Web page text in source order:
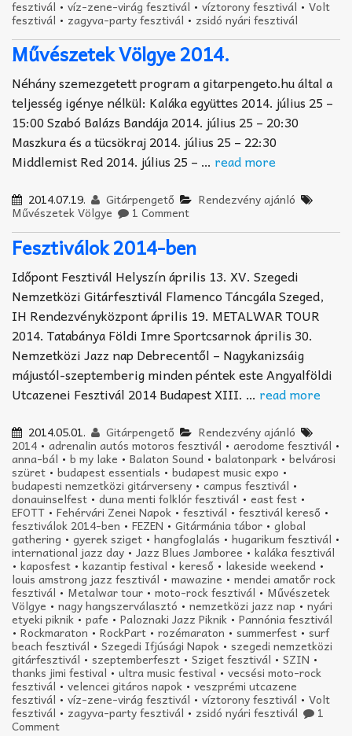
fesztivál • víz-zene-virág fesztivál • víztorony fesztivál • Volt
fesztivál • zagyva-party fesztivál • zsidó nyári fesztivál
Művészetek Völgye 2014.
Néhány szemezgetett program a gitarpengeto.hu által a
teljesség igénye nélkül: Kaláka együttes 2014. július 25 –
15:00 Szabó Balázs Bandája 2014. július 25 – 20:30
Maszkura és a tücsökraj 2014. július 25 – 22:30
Middlemist Red 2014. július 25 – … read more
2014.07.19. Gitárpengető Rendezvény ajánló
Művészetek Völgye 1 Comment
Fesztiválok 2014-ben
Időpont Fesztivál Helyszín április 13. XV. Szegedi
Nemzetközi Gitárfesztivál Flamenco Táncgála Szeged,
IH Rendezvényközpont április 19. METALWAR TOUR
2014. Tatabánya Földi Imre Sportcsarnok április 30.
Nemzetközi Jazz nap Debrecentől – Nagykanizsáig
májustól-szeptemberig minden péntek este Angyalföldi
Utcazenei Fesztivál 2014 Budapest XIII. … read more
2014.05.01. Gitárpengető Rendezvény ajánló
2014 • adrenalin autós motoros fesztivál • aerodome fesztivál •
anna-bál • b my lake • Balaton Sound • balatonpark • belvárosi
szüret • budapest essentials • budapest music expo •
budapesti nemzetközi gitárverseny • campus fesztivál •
donauinselfest • duna menti folklór fesztivál • east fest •
EFOTT • Fehérvári Zenei Napok • fesztivál • fesztivál kereső •
fesztiválok 2014-ben • FEZEN • Gitármánia tábor • global
gathering • gyerek sziget • hangfoglalás • hugarikum fesztivál •
international jazz day • Jazz Blues Jamboree • kaláka fesztivál
• kaposfest • kazantip festival • kereső • lakeside weekend •
louis amstrong jazz fesztivál • mawazine • mendei amatőr rock
fesztivál • Metalwar tour • moto-rock fesztivál • Művészetek
Völgye • nagy hangszerválasztó • nemzetközi jazz nap • nyári
etyeki piknik • pafe • Paloznaki Jazz Piknik • Pannónia fesztivál
• Rockmaraton • RockPart • rozémaraton • summerfest • surf
beach fesztivál • Szegedi Ifjúsági Napok • szegedi nemzetközi
gitárfesztivál • szeptemberfeszt • Sziget fesztivál • SZIN •
thanks jimi festival • ultra music festival • vecsési moto-rock
fesztivál • velencei gitáros napok • veszprémi utcazene
fesztivál • víz-zene-virág fesztivál • víztorony fesztivál • Volt
fesztivál • zagyva-party fesztivál • zsidó nyári fesztivál 1
Comment